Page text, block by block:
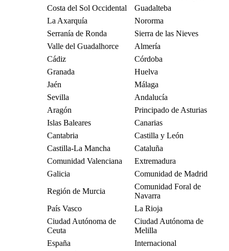
Costa del Sol Occidental
Guadalteba
La Axarquía
Nororma
Serranía de Ronda
Sierra de las Nieves
Valle del Guadalhorce
Almería
Cádiz
Córdoba
Granada
Huelva
Jaén
Málaga
Sevilla
Andalucía
Aragón
Principado de Asturias
Islas Baleares
Canarias
Cantabria
Castilla y León
Castilla-La Mancha
Cataluña
Comunidad Valenciana
Extremadura
Galicia
Comunidad de Madrid
Región de Murcia
Comunidad Foral de
Navarra
País Vasco
La Rioja
Ciudad Autónoma de
Ceuta
Ciudad Autónoma de
Melilla
España
Internacional